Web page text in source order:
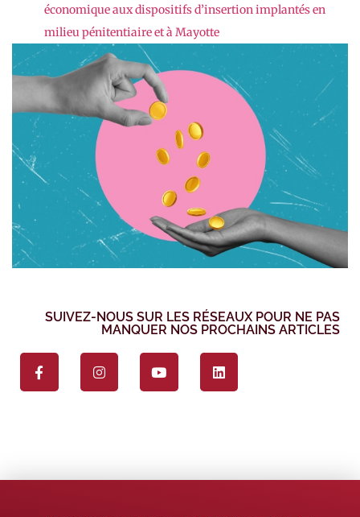
économique aux dispositifs d’insertion implantés en
milieu pénitentiaire et à Mayotte
SUIVEZ-NOUS SUR LES RÉSEAUX POUR NE PAS
MANQUER NOS PROCHAINS ARTICLES